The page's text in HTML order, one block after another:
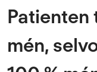
mén,